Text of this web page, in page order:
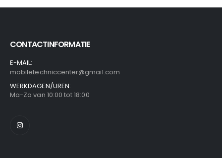
CONTACTINFORMATIE
E-MAIL:
mobiletechniccenter@gmail.com
WERKDAGEN/UREN:
Ma-Za van 10:00 tot 18:00